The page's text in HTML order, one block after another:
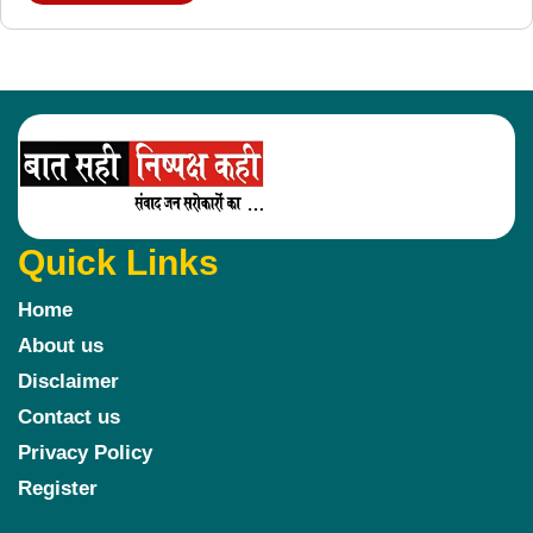
Quick Links
Home
About us
Disclaimer
Contact us
Privacy Policy
Register